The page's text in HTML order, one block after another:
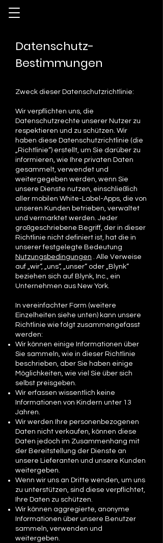
Datenschutz-
Bestimmungen
Zweck dieser Datenschutzrichtlinie:
Wir verpflichten uns, die
Datenschutzrechte unserer Nutzer zu
respektieren und zu schützen. Wir
haben diese Datenschutzrichtlinie (die
„Richtlinie“) erstellt, um Sie darüber zu
informieren, wie Ihre privaten Daten
gesammelt, verwendet und
weitergegeben werden, wenn Sie
unsere Dienste nutzen, einschließlich
aller mobilen White-Label-Apps, die von
unseren Kunden betrieben, verwaltet
und vermarktet werden. Jeder
großgeschriebene Begriff, der in dieser
Richtlinie nicht definiert ist, hat die in
unserer festgelegte Bedeutung
Nutzungsbedingungen . Alle Verweise
auf „wir“, „uns“, „unser“ oder „Blynk“
beziehen sich auf Blynk, Inc., ein
Unternehmen aus New York.
In vereinfachter Form (weitere
Einzelheiten siehe unten) kann unsere
Richtlinie wie folgt zusammengefasst
werden:
Wir können einige Informationen über
Sie sammeln, wie in dieser Richtlinie
beschrieben, aber Sie haben einige
Möglichkeiten, wie viel Sie über sich
selbst preisgeben.
Wir erfassen wissentlich keine
Informationen von Kindern unter 13
Jahren.
Wir werden Ihre personenbezogenen
Daten nicht verkaufen, können diese
Daten jedoch im Zusammenhang mit
der Bereitstellung der Dienste an
unsere Lieferanten und unsere Kunden
weitergeben.
Wenn wir uns an Dritte wenden, um uns
zu unterstützen, sind diese verpflichtet,
Ihre Daten zu schützen.
Wir können aggregierte, anonyme
Informationen über unsere Benutzer
sammeln, verwenden und
weitergeben.